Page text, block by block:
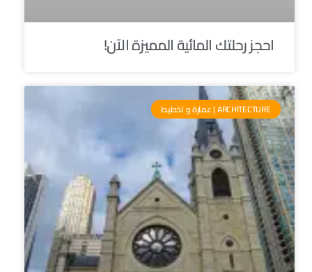
احجز رحلتك المائية المميزة الآن!
ARCHITECTURE | عمارة و تخطيط